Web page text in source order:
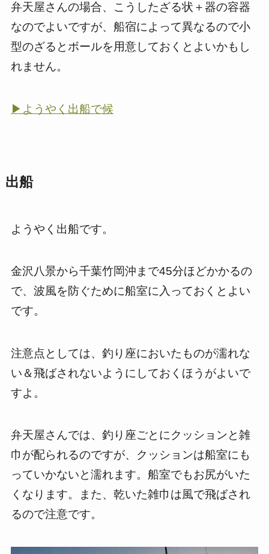
弁天屋さんの場合、こうしたざる状＋器の容器
なのでよいですが、船宿によって異なるので小
型のざるとボールを用意しておくとよいかもし
れません。
▶ようやく出船で候
出船
ようやく出船です。
金沢八景から千葉竹岡沖まで45分ほどかかるの
で、波風を防ぐために船室に入っておくとよい
です。
注意点としては、釣り座においたものが濡れな
い＆飛ばされないようにしておくほうがよいで
すよ。
弁天屋さんでは、釣り座ごとにクッションと雑
巾が配られるのですが、クッションは船室にも
っていかないと濡れます。船室でもお尻がいた
くなります。また、乾いた雑巾は風で飛ばされ
るので注意です。